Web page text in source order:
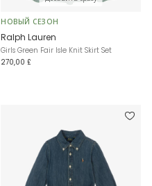
НОВЫЙ СЕЗОН
Ralph Lauren
Girls Green Fair Isle Knit Skirt Set
270,00 £